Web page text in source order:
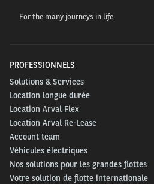
For the many journeys in life
PROFESSIONNELS
Solutions & Services
Location longue durée
Location Arval Flex
Location Arval Re-Lease
Account team
Véhicules électriques
Nos solutions pour les grandes flottes
Votre solution de flotte internationale